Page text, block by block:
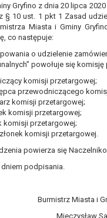
Gryfino z dnia 20 lipca
§ 10 ust. 1 pkt 1 Zasad
Miasta i Gminy
co następuje:
o udzielenie
powołuje się
komisji przetargowej;
przewodniczącego
komisji przetargowej;
komisji przetargowej;
komisji przetargowej;
komisji przetargowej.
powierza się
podpisania.
Burmistrz Miasta i
Mieczysław
fizycznej;
sprawowania władzy
na podstawie wcześniej
mogą być
na podstawie zawartej z
przepisów
celu dla jakiego
której dane dotyczą
umowy przetwarzanie
roszczeń,
zachowania
Pani/Panu:
art. 15 RODO;